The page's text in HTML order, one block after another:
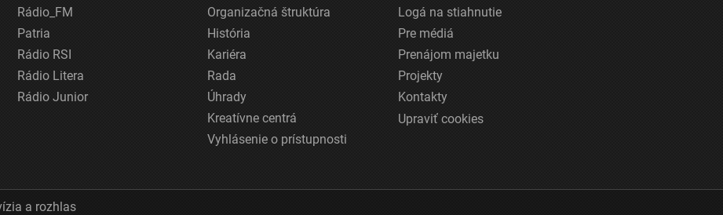
Rádio_FM
Patria
Rádio RSI
Rádio Litera
Rádio Junior
Organizačná štruktúra
História
Kariéra
Rada
Úhrady
Kreatívne centrá
Vyhlásenie o prístupnosti
Logá na stiahnutie
Pre médiá
Prenájom majetku
Projekty
Kontakty
Upraviť cookies
a rozhlas